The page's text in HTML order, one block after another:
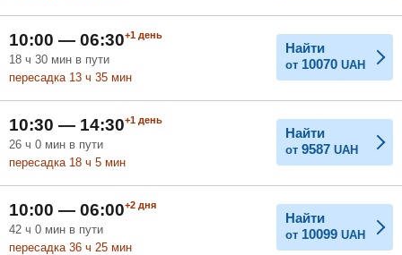
10:00 — 06:30+1 день
18 ч 30 мин в пути
пересадка 13 ч 35 мин
Найти
от 10070 UAH
10:30 — 14:30+1 день
26 ч 0 мин в пути
пересадка 18 ч 5 мин
Найти
от 9587 UAH
10:00 — 06:00+2 дня
42 ч 0 мин в пути
пересадка 36 ч 25 мин
Найти
от 10099 UAH